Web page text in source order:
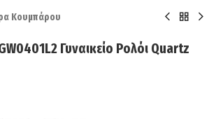
Κουμπάρου
Γυναικείο Ρολόι Quartz